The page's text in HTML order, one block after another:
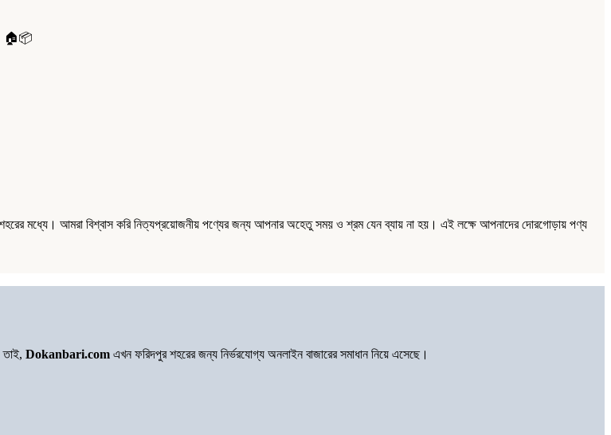
🏠📦
মধ্যে। আমরা বিশ্বাস করি নিত্যপ্রয়োজনীয় পণ্যের জন্য আপনার অহেতু সময় ও শ্রম যেন ব্যায় না হয়। এই লক্ষে আপনাদের দোরগোড়ায় পণ্য
Dokanbari.com এখন ফরিদপুর শহরের জন্য নির্ভরযোগ্য অনলাইন বাজারের সমাধান নিয়ে এসেছে।